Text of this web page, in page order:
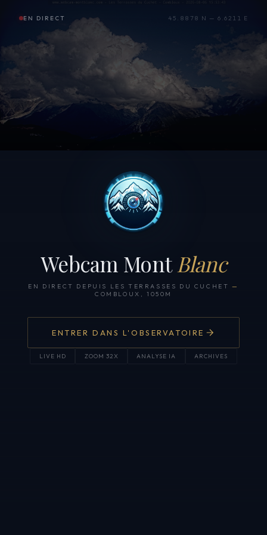
EN DIRECT 45.8878 N — 6.6211 E
Webcam Mont Blanc
EN DIRECT DEPUIS LES TERRASSES DU CUCHET —
COMBLOUX, 1050M
ENTRER DANS L'OBSERVATOIRE
LIVE HD ZOOM 32X ANALYSE IA ARCHIVES